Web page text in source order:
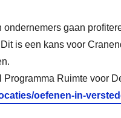
gaan
is een kans voor
Ruimte voor
oefenen-in-